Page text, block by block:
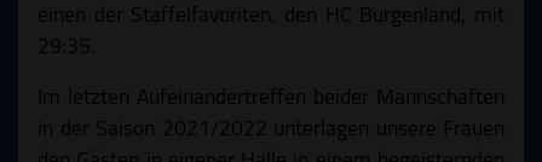
einen der Staffelfavoriten, den HC Burgenland, mit
29:35.
Im letzten Aufeinandertreffen beider Mannschaften
in der Saison 2021/2022 unterlagen unsere Frauen